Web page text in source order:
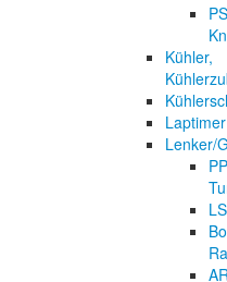
Kühler,
Laptimer
Lenker/